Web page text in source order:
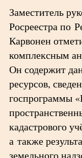
Заместитель
Росреестра по
Карвонен
комплексным
Он содержит
ресурсов,
госпрограммы
кадастрового
а также
земельного